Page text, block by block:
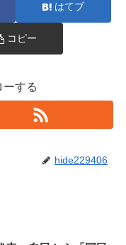
はてブ
コピー
ーする
hide229406